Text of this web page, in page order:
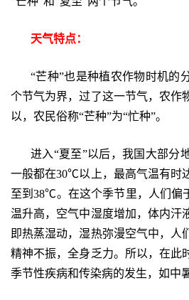
天气特点：
“芒种”也是种植农作物时机的
个节气为界，过了这一节气，农作
以，农民俗称“芒种”为“忙种”。
进入“夏至”以后，我国大部分
一般都在30℃以上，最高气温有时
至到38℃。在这个季节里，人们偏
温升高，空气中湿度增加，体内汗
即热蒸湿动，湿热弥漫空气中，人
精神不振，全身乏力。所以，在此
季节性疾病和传染病的发生，如中